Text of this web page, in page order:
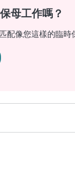
母工作嗎？
配像您這樣的臨時